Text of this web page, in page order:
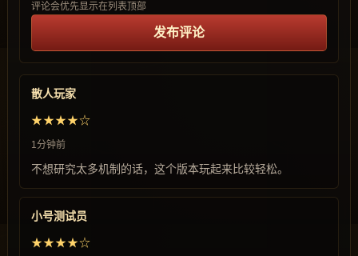
评论会优先显示在列表顶部
发布评论
散人玩家
★★★★☆
1分钟前
不想研究太多机制的话，这个版本玩起来比较轻松。
小号测试员
★★★★☆